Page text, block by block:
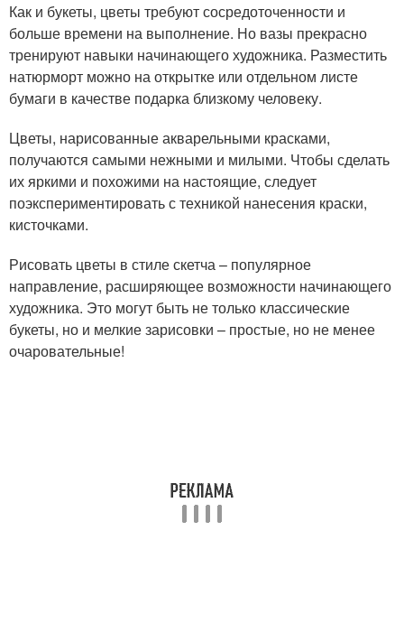
Как и букеты, цветы требуют сосредоточенности и
больше времени на выполнение. Но вазы прекрасно
тренируют навыки начинающего художника. Разместить
натюрморт можно на открытке или отдельном листе
бумаги в качестве подарка близкому человеку.
Цветы, нарисованные акварельными красками,
получаются самыми нежными и милыми. Чтобы сделать
их яркими и похожими на настоящие, следует
поэкспериментировать с техникой нанесения краски,
кисточками.
Рисовать цветы в стиле скетча – популярное
направление, расширяющее возможности начинающего
художника. Это могут быть не только классические
букеты, но и мелкие зарисовки – простые, но не менее
очаровательные!